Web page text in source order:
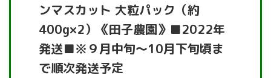
ンマスカット 大粒パック（約
400g×2）《田子農園》■2022年
発送■※９月中旬～10月下旬頃ま
で順次発送予定